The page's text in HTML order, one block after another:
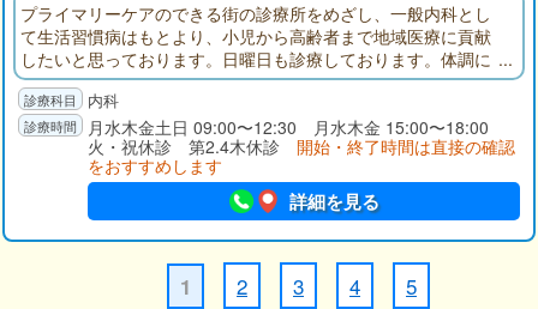
プライマリーケアのできる街の診療所をめざし、一般内科とし
て生活習慣病はもとより、小児から高齢者まで地域医療に貢献
したいと思っております。日曜日も診療しております。体調に
不安を感じられましたら、当クリニックへお越しください。
内科
月水木金土日 09:00〜12:30 月水木金 15:00〜18:00
火・祝休診 第2.4木休診 開始・終了時間は直接の確認
をおすすめします
詳細を見る
1 2 3 4 5